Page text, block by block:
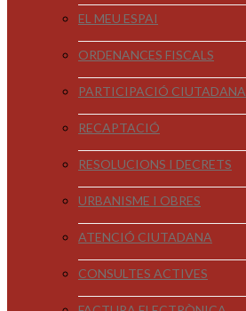
EL MEU ESPAI
ORDENANCES FISCALS
PARTICIPACIÓ CIUTADANA
RECAPTACIÓ
RESOLUCIONS I DECRETS
URBANISME I OBRES
ATENCIÓ CIUTADANA
CONSULTES ACTIVES